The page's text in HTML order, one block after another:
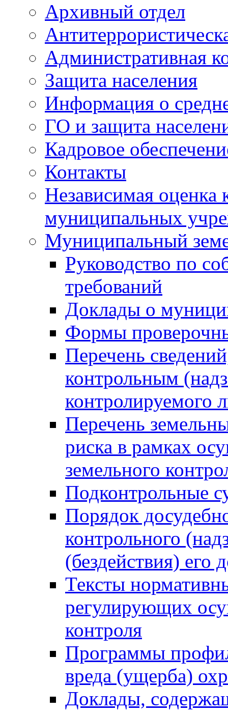
Архивный отдел
Административная
Защита населения
Информация о
ГО и защита
Кадровое
Контакты
Независимая оценка
муниципальных
Муниципальный
Руководство по
требований
Доклады о
Формы
Перечень
контрольным
контролируемого
Перечень
риска в рамках
земельного
Подконтрольные
Порядок
контрольного
(бездействия)
Тексты
регулирующих
контроля
Программы
вреда (ущерба)
Доклады,